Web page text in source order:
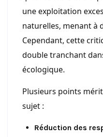
une exploitation
naturelles, menant à
Cependant, cette
double tranchant
écologique.
Plusieurs points
sujet :
Réduction des